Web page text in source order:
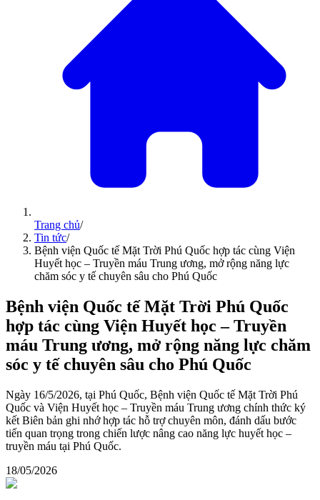
Trang chủ/
Tin tức/
Bệnh viện Quốc tế Mặt Trời Phú Quốc hợp tác cùng Viện
Huyết học – Truyền máu Trung ương, mở rộng năng lực
chăm sóc y tế chuyên sâu cho Phú Quốc
Bệnh viện Quốc tế Mặt Trời Phú Quốc
hợp tác cùng Viện Huyết học – Truyền
máu Trung ương, mở rộng năng lực chăm
sóc y tế chuyên sâu cho Phú Quốc
Ngày 16/5/2026, tại Phú Quốc, Bệnh viện Quốc tế Mặt Trời Phú
Quốc và Viện Huyết học – Truyền máu Trung ương chính thức ký
kết Biên bản ghi nhớ hợp tác hỗ trợ chuyên môn, đánh dấu bước
tiến quan trọng trong chiến lược nâng cao năng lực huyết học –
truyền máu tại Phú Quốc.
18/05/2026